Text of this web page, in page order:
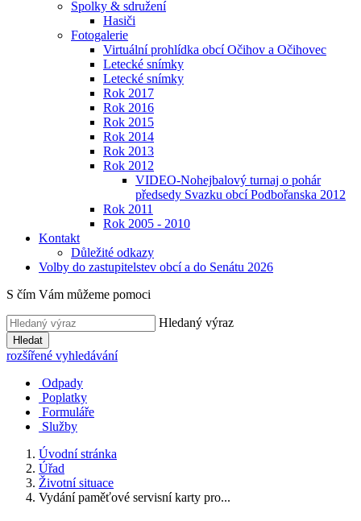
Spolky & sdružení
Hasiči
Fotogalerie
Virtuální prohlídka obcí Očihov a Očihovec
Letecké snímky
Letecké snímky
Rok 2017
Rok 2016
Rok 2015
Rok 2014
Rok 2013
Rok 2012
VIDEO-Nohejbalový turnaj o pohár
předsedy Svazku obcí Podbořanska 2012
Rok 2011
Rok 2005 - 2010
Kontakt
Důležité odkazy
Volby do zastupitelstev obcí a do Senátu 2026
S čím Vám můžeme pomoci
Hledaný výraz
Hledat
rozšířené vyhledávání
Odpady
Poplatky
Formuláře
Služby
Úvodní stránka
Úřad
Životní situace
Vydání paměťové servisní karty pro...